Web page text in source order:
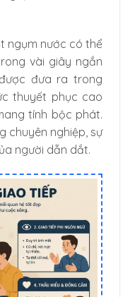
ngụm nước có thể
vài giây ngắn
đưa ra trong
thuyết phục cao
tính bộc phát.
chuyên nghiệp, sự
người dẫn dắt.